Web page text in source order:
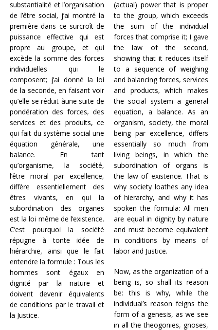
substantialité et l’organisation
de l’être social, j’ai montré la
première dans ce surcroît de
puissance effective qui est
propre au groupe, et qui
excède la somme des forces
individuelles qui le
composent; j’ai donné la loi
de la seconde, en faisant voir
qu’elle se réduit àune suite de
pondération des forces, des
services et des produits, ce
qui fait du système social une
équation générale, une
balance. En tant
qu’organisme, la société,
l’être moral par excellence,
diffère essentiellement des
êtres vivants, en qui la
subordination des organes
est la loi même de l’existence.
C’est pourquoi la société
répugne à tonte idée de
hiérarchie, ainsi que le fait
entendre la formule : Tous les
hommes sont égaux en
dignité par la nature et
doivent devenir équivalents
de conditions par le travail et
la Justice.
(actual) power that is proper
to the group, which exceeds
the sum of the individual
forces that comprise it; I gave
the law of the second,
showing that it reduces itself
to a sequence of weighing
and balancing forces, services
and products, which makes
the social system a general
equation, a balance. As an
organism, society, the moral
being par excellence, differs
essentially so much from
living beings, in which the
subordination of organs is
the law of existence. That is
why society loathes any idea
of hierarchy, and why it has
spoken the formula: All men
are equal in dignity by nature
and must become equivalent
in conditions by means of
labor and Justice.
Now, as the organization of a
being is, so shall its reason
be: this is why, while the
individual’s reason feigns the
form of a genesis, as we see
in all the theogonies, gnoses,